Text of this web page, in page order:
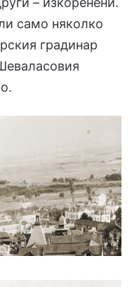
само няколко
градинар